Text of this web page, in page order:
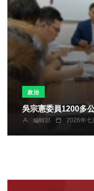
政治
吳宗憲委員1200多
編輯部 2026年七